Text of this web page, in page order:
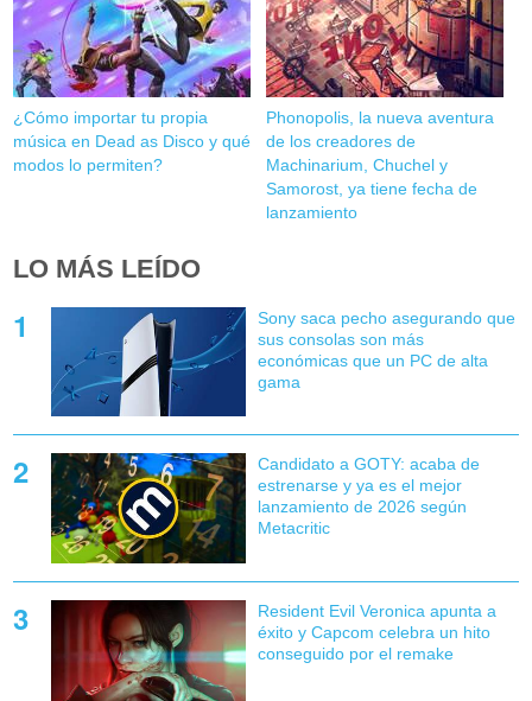
¿Cómo importar tu propia
música en Dead as Disco y qué
modos lo permiten?
Phonopolis, la nueva aventura
de los creadores de
Machinarium, Chuchel y
Samorost, ya tiene fecha de
lanzamiento
LO MÁS LEÍDO
Sony saca pecho asegurando que
sus consolas son más
económicas que un PC de alta
gama
Candidato a GOTY: acaba de
estrenarse y ya es el mejor
lanzamiento de 2026 según
Metacritic
Resident Evil Veronica apunta a
éxito y Capcom celebra un hito
conseguido por el remake